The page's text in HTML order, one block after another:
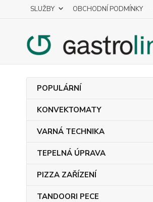
SLUŽBY OBCHODNÍ PODMÍNKY
POPULÁRNÍ
KONVEKTOMATY
VARNÁ TECHNIKA
TEPELNÁ ÚPRAVA
PIZZA ZAŘÍZENÍ
TANDOORI PECE